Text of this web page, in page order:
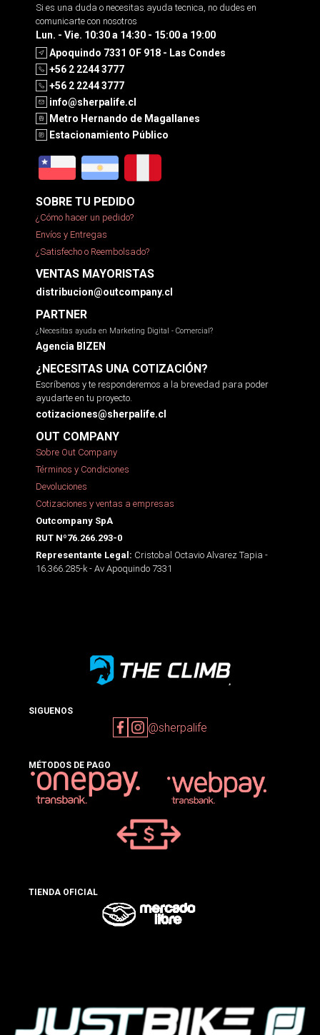
Si es una duda o necesitas ayuda tecnica, no dudes en
comunicarte con nosotros
Lun. - Vie. 10:30 a 14:30 - 15:00 a 19:00
Apoquindo 7331 OF 918 - Las Condes
+56 2 2244 3777
+56 2 2244 3777
info@sherpalife.cl
Metro Hernando de Magallanes
Estacionamiento Público
SOBRE TU PEDIDO
¿Cómo hacer un pedido?
Envíos y Entregas
¿Satisfecho o Reembolsado?
VENTAS MAYORISTAS
distribucion@outcompany.cl
PARTNER
¿Necesitas ayuda en Marketing Digital - Comercial?
Agencia BIZEN
¿NECESITAS UNA COTIZACIÓN?
Escríbenos y te responderemos a la brevedad para poder
ayudarte en tu proyecto.
cotizaciones@sherpalife.cl
OUT COMPANY
Sobre Out Company
Términos y Condiciones
Devoluciones
Cotizaciones y ventas a empresas
Outcompany SpA
RUT Nº76.266.293-0
Representante Legal: Cristobal Octavio Alvarez Tapia -
16.366.285-k - Av Apoquindo 7331
SIGUENOS
@sherpalife
MÉTODOS DE PAGO
TIENDA OFICIAL